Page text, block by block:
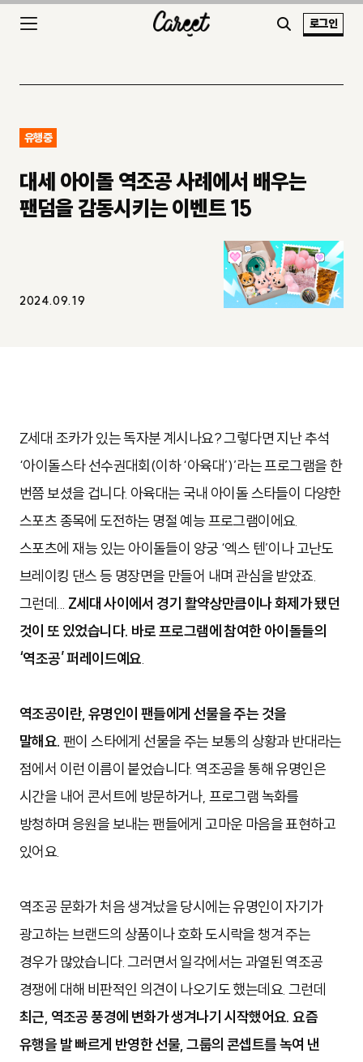
로그인
유행중
대세 아이돌 역조공 사례에서 배우는
팬덤을 감동시키는 이벤트 15
2024.09.19
Z세대 조카가 있는 독자분 계시나요? 그렇다면 지난 추석
‘아이돌스타 선수권대회(이하 ‘아육대’)’라는 프로그램을 한
번쯤 보셨을 겁니다. 아육대는 국내 아이돌 스타들이 다양한
스포츠 종목에 도전하는 명절 예능 프로그램이에요.
스포츠에 재능 있는 아이돌들이 양궁 ‘엑스 텐’이나 고난도
브레이킹 댄스 등 명장면을 만들어 내며 관심을 받았죠.
그런데... Z세대 사이에서 경기 활약상만큼이나 화제가 됐던
것이 또 있었습니다. 바로 프로그램에 참여한 아이돌들의
‘역조공’ 퍼레이드예요.
역조공이란, 유명인이 팬들에게 선물을 주는 것을
말해요. 팬이 스타에게 선물을 주는 보통의 상황과 반대라는
점에서 이런 이름이 붙었습니다. 역조공을 통해 유명인은
시간을 내어 콘서트에 방문하거나, 프로그램 녹화를
방청하며 응원을 보내는 팬들에게 고마운 마음을 표현하고
있어요.
역조공 문화가 처음 생겨났을 당시에는 유명인이 자기가
광고하는 브랜드의 상품이나 호화 도시락을 챙겨 주는
경우가 많았습니다. 그러면서 일각에서는 과열된 역조공
경쟁에 대해 비판적인 의견이 나오기도 했는데요. 그런데
최근, 역조공 풍경에 변화가 생겨나기 시작했어요. 요즘
유행을 발 빠르게 반영한 선물, 그룹의 콘셉트를 녹여 낸